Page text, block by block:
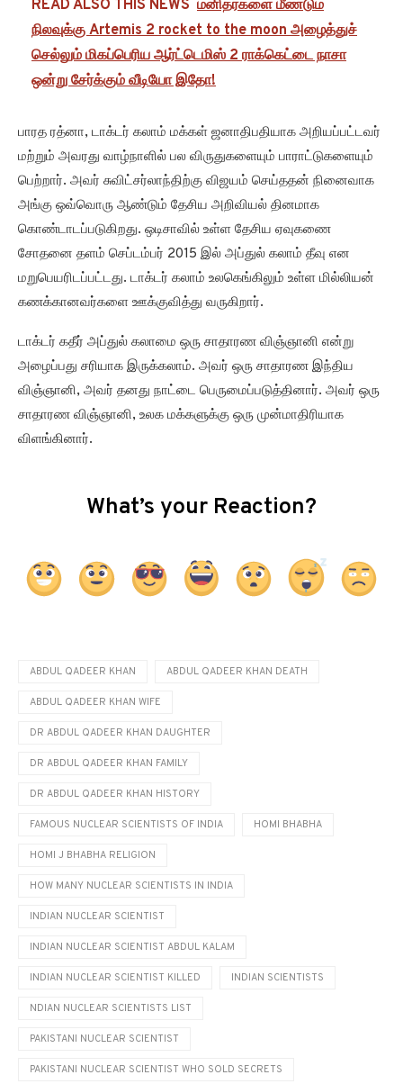
READ ALSO THIS NEWS மனிதர்களை மீண்டும்
நிலவுக்கு Artemis 2 rocket to the moon அழைத்துச்
செல்லும் மிகப்பெரிய ஆர்ட்டெமிஸ் 2 ராக்கெட்டை நாசா
ஒன்று சேர்க்கும் வீடியோ இதோ!
பாரத ரத்னா, டாக்டர் கலாம் மக்கள் ஜனாதிபதியாக அறியப்பட்டவர்
மற்றும் அவரது வாழ்நாளில் பல விருதுகளையும் பாராட்டுகளையும்
பெற்றார். அவர் சுவிட்சர்லாந்திற்கு விஜயம் செய்ததன் நினைவாக
அங்கு ஒவ்வொரு ஆண்டும் தேசிய அறிவியல் தினமாக
கொண்டாடப்படுகிறது. ஒடிசாவில் உள்ள தேசிய ஏவுகணை
சோதனை தளம் செப்டம்பர் 2015 இல் அப்துல் கலாம் தீவு என
மறுபெயரிடப்பட்டது. டாக்டர் கலாம் உலகெங்கிலும் உள்ள மில்லியன்
கணக்கானவர்களை ஊக்குவித்து வருகிறார்.
டாக்டர் கதீர் அப்துல் கலாமை ஒரு சாதாரண விஞ்ஞானி என்று
அழைப்பது சரியாக இருக்கலாம். அவர் ஒரு சாதாரண இந்திய
விஞ்ஞானி, அவர் தனது நாட்டை பெருமைப்படுத்தினார். அவர் ஒரு
சாதாரண விஞ்ஞானி, உலக மக்களுக்கு ஒரு முன்மாதிரியாக
விளங்கினார்.
What’s your Reaction?
ABDUL QADEER KHAN ABDUL QADEER KHAN DEATH
ABDUL QADEER KHAN WIFE
DR ABDUL QADEER KHAN DAUGHTER
DR ABDUL QADEER KHAN FAMILY
DR ABDUL QADEER KHAN HISTORY
FAMOUS NUCLEAR SCIENTISTS OF INDIA HOMI BHABHA
HOMI J BHABHA RELIGION
HOW MANY NUCLEAR SCIENTISTS IN INDIA
INDIAN NUCLEAR SCIENTIST
INDIAN NUCLEAR SCIENTIST ABDUL KALAM
INDIAN NUCLEAR SCIENTIST KILLED INDIAN SCIENTISTS
NDIAN NUCLEAR SCIENTISTS LIST
PAKISTANI NUCLEAR SCIENTIST
PAKISTANI NUCLEAR SCIENTIST WHO SOLD SECRETS